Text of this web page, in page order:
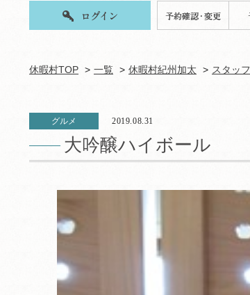
休暇村TOP 一覧 休暇村紀州加太 スタッ
グルメ 2019.08.31
大吟醸ハイボール